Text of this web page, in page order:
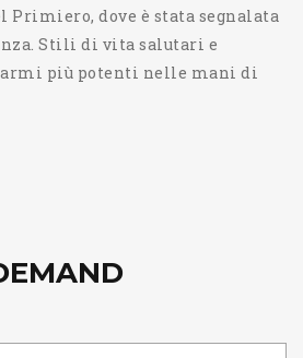
Primiero, dove è stata segnalata
Stili di vita salutari e
armi più potenti nelle mani di